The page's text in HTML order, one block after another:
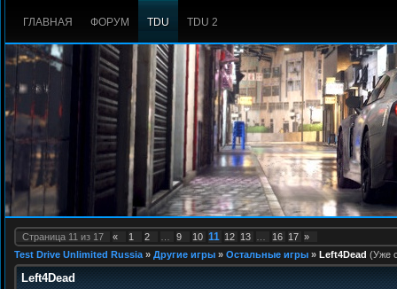
ГЛАВНАЯ ФОРУМ TDU TDU 2
Страница 11 из 17 « 1 2 9 10 11 12 13 16 17 »
Test Drive Unlimited Russia » Другие игры » Остальные игры » Left4Dead (Уже
Left4Dead